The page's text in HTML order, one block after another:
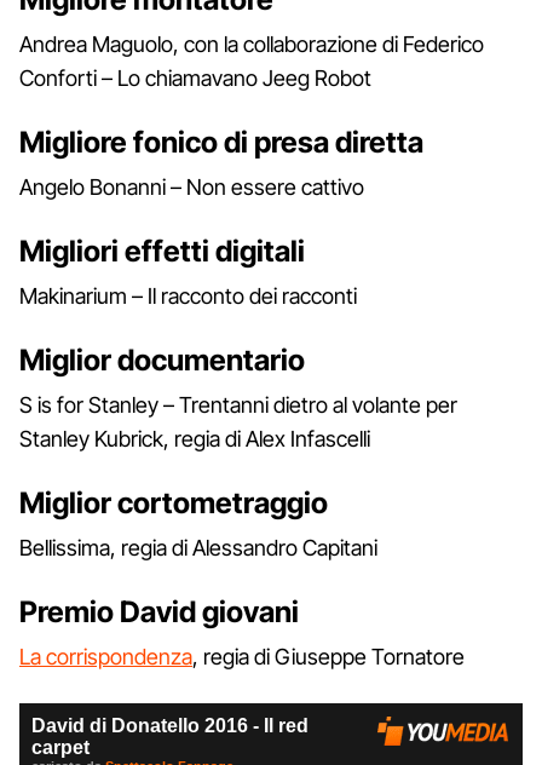
Andrea Maguolo, con la collaborazione di Federico
Conforti – Lo chiamavano Jeeg Robot
Migliore fonico di presa diretta
Angelo Bonanni – Non essere cattivo
Migliori effetti digitali
Makinarium – Il racconto dei racconti
Miglior documentario
S is for Stanley – Trentanni dietro al volante per
Stanley Kubrick, regia di Alex Infascelli
Miglior cortometraggio
Bellissima, regia di Alessandro Capitani
Premio David giovani
La corrispondenza, regia di Giuseppe Tornatore